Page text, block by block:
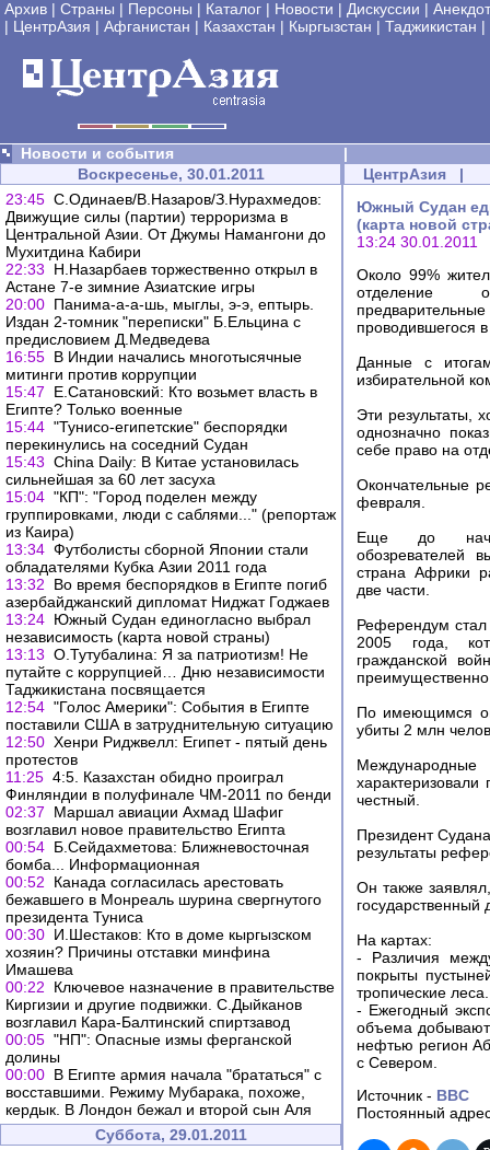
Архив | Страны | Персоны | Каталог | Новости | Дискуссии |
| ЦентрАзия | Афганистан | Казахстан | Кыргызстан | Таджикистан |
Новости и события
|
Воскресенье, 30.01.2011
23:45 С.Одинаев/В.Назаров/З.Нурахмедов:
Движущие силы (партии) терроризма в
Центральной Азии. От Джумы Намангони до
Мухитдина Кабири
22:33
Н.Назарбаев торжественно открыл в
Астане 7-е зимние Азиатские игры
20:00 Панима-а-а-шь, мыглы, э-э, ептырь.
Издан 2-томник "переписки" Б.Ельцина с
предисловием Д.Медведева
16:55 В Индии начались многотысячные
митинги против коррупции
15:47
Е.Сатановский: Кто возьмет власть в
Египте? Только военные
15:44 "Тунисо-египетские" беспорядки
перекинулись на соседний Судан
15:43 China Daily: В Китае установилась
сильнейшая за 60 лет засуха
15:04 "КП": "Город поделен между
группировками, люди с саблями..." (репортаж
из Каира)
13:34 Футболисты сборной Японии стали
обладателями Кубка Азии 2011 года
13:32
Во время беспорядков в Египте погиб
азербайджанский дипломат Ниджат Годжаев
13:24 Южный Судан единогласно выбрал
независимость (карта новой страны)
13:13 О.Тутубалина: Я за патриотизм! Не
путайте с коррупцией… Дню независимости
Таджикистана посвящается
12:54 "Голос Америки": События в Египте
поставили США в затруднительную ситуацию
12:50 Хенри Риджвелл: Египет - пятый день
протестов
11:25 4:5. Казахстан обидно проиграл
Финляндии в полуфинале ЧМ-2011 по бенди
02:37
Маршал авиации Ахмад Шафиг
возглавил новое правительство Египта
00:54 Б.Сейдахметова: Ближневосточная
бомба... Информационная
00:52
Канада согласилась арестовать
бежавшего в Монреаль шурина свергнутого
президента Туниса
00:30 И.Шестаков: Кто в доме кыргызском
хозяин? Причины отставки минфина
Имашева
00:22
Ключевое назначение в правительстве
Киргизии и другие подвижки. С.Дыйканов
возглавил Кара-Балтинский спиртзавод
00:05 "НП": Опасные измы ферганской
долины
00:00 В Египте армия начала "брататься" с
восставшими. Режиму Мубарака, похоже,
кердык. В Лондон бежал и второй сын Аля
Суббота, 29.01.2011
ЦентрАзия |
Южный Судан
(карта новой
13:24 30.01.2011
Около 99%
отделение
проводившегося
Данные с
избирательной
Эти результаты,
однозначно
себе право на
Окончательные
февраля.
Еще до
обозревателей
страна Африки
две части.
Референдум стал
2005 года,
гражданской
По имеющимся
убиты 2 млн
честный.
Президент
результаты
Он также
государственный
На картах:
- Различия
покрыты
тропические леса.
- Ежегодный
объема
нефтью регион
с Севером.
Источник - BBC
Постоянный